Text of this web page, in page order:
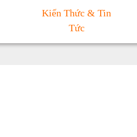
Kiến Thức & Tin
Tức